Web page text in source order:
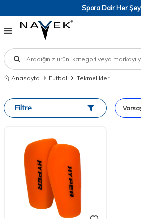
Spora Dair Her Şey
Anasayfa Futbol Tekmelikler
Filtre